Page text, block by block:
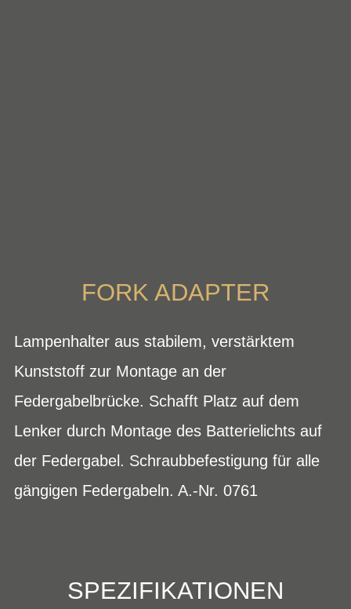
FORK ADAPTER
Lampenhalter aus stabilem, verstärktem
Kunststoff zur Montage an der
Federgabelbrücke. Schafft Platz auf dem
Lenker durch Montage des Batterielichts auf
der Federgabel. Schraubbefestigung für alle
gängigen Federgabeln. A.-Nr. 0761
SPEZIFIKATIONEN